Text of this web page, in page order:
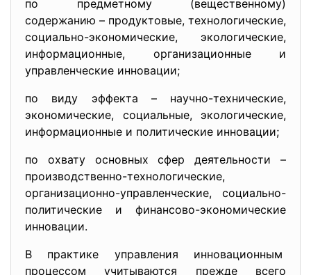
по предметному (вещественному)
содержанию – продуктовые, технологические,
социально-экономические, экологические,
информационные, организационные и
управленческие инновации;
по виду эффекта – научно-технические,
экономические, социальные, экологические,
информационные и политические инновации;
по охвату основных сфер деятельности –
производственно-технологические,
организационно-управленческие, социально-
политические и финансово-экономические
инновации.
В практике управления инновационным
процессом учитываются прежде всего